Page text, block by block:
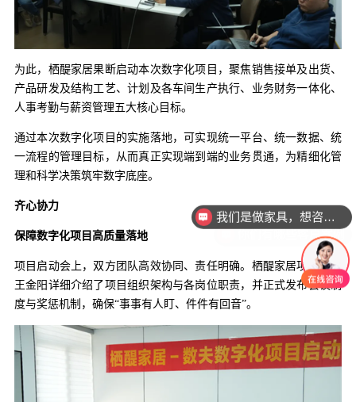
为此，栖醍家居果断启动本次数字化项目，聚焦销售接单及出货、
产品研发及结构工艺、计划及各车间生产执行、业务财务一体化、
人事考勤与薪资管理五大核心目标。
通过本次数字化项目的实施落地，可实现统一平台、统一数据、统
一流程的管理目标，从而真正实现端到端的业务贯通，为精细化管
理和科学决策筑牢数字底座。
齐心协力
保障数字化项目高质量落地
项目启动会上，双方团队高效协同、责任明确。栖醍家居项目经理
王金阳详细介绍了项目组织架构与各岗位职责，并正式发布会议制
度与奖惩机制，确保“事事有人盯、件件有回音”。
你们有哪些客户案例